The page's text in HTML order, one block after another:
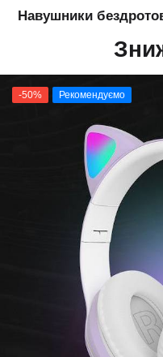
Навушники
-50% Рекомендуємо